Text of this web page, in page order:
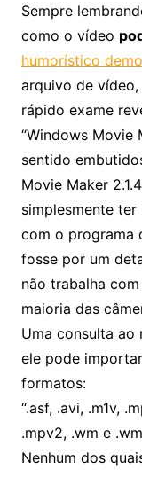
Sempre
como o vídeo
humorístico
arquivo de
rápido exame
“Windows Movie
sentido
Movie Maker
simplesmente
com o programa
fosse por um
não trabalha
maioria das
Uma consulta ao
ele pode
formatos:
“.asf, .avi, .m1v,
.mpv2, .wm e
Nenhum dos